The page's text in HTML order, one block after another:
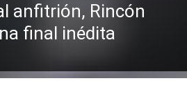
anfitrión, Rincón
final inédita